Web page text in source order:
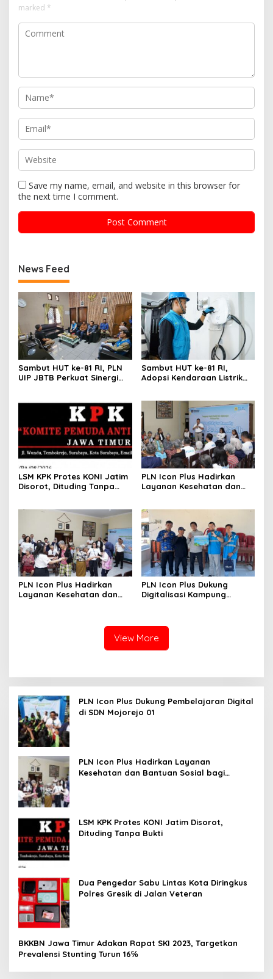
marked *
Save my name, email, and website in this browser for
the next time I comment.
News Feed
Sambut HUT ke-81 RI, PLN
UIP JBTB Perkuat Sinergi
Sambut HUT ke-81 RI,
Adopsi Kendaraan Listrik
Charging Services PLN
LSM KPK Protes KONI Jatim
Disorot, Dituding Tanpa
PLN Icon Plus Hadirkan
Layanan Kesehatan dan
PLN Icon Plus Hadirkan
Layanan Kesehatan dan
PLN Icon Plus Dukung
Digitalisasi Kampung
Rajatama
View More
PLN Icon Plus Dukung Pembelajaran Digital
di SDN Mojorejo 01
PLN Icon Plus Hadirkan Layanan
Kesehatan dan Bantuan Sosial bagi
LSM KPK Protes KONI Jatim Disorot,
Dituding Tanpa Bukti
Dua Pengedar Sabu Lintas Kota Diringkus
Polres Gresik di Jalan Veteran
BKKBN Jawa Timur Adakan Rapat SKI 2023, Targetkan
Prevalensi Stunting Turun 16℅